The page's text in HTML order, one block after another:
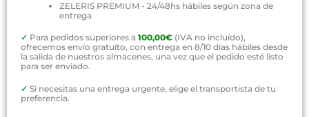
ZELERIS PREMIUM - 24/48hs hábiles según zona de
entrega
✓ Para pedidos superiores a 100,00€ (IVA no incluído),
ofrecemos envío gratuito, con entrega en 8/10 días hábiles desde
la salida de nuestros almacenes, una vez que el pedido esté listo
para ser enviado.
✓ Si necesitas una entrega urgente, elige el transportista de tu
preferencia.